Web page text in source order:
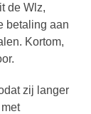
de Wlz,
betaling aan
Kortom,
zij langer